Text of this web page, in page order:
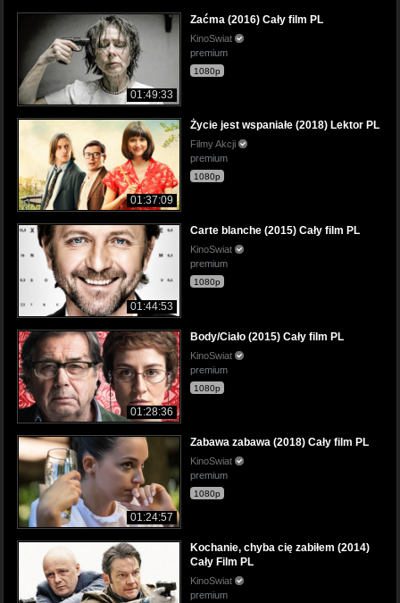
01:49:33
Zaćma (2016) Cały film PL
KinoSwiat
premium
1080p
01:37:09
Życie jest wspaniałe (2018) Lektor PL
Filmy Akcji
premium
1080p
01:44:53
Carte blanche (2015) Cały film PL
KinoSwiat
premium
1080p
01:28:36
Body/Ciało (2015) Cały film PL
KinoSwiat
premium
1080p
01:24:57
Zabawa zabawa (2018) Cały film PL
KinoSwiat
premium
1080p
Kochanie, chyba cię zabiłem (2014)
Cały Film PL
KinoSwiat
premium